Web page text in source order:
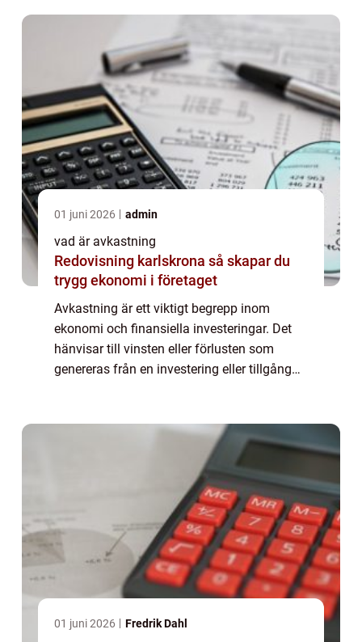
01 juni 2026 admin
vad är avkastning
Redovisning karlskrona så skapar du
trygg ekonomi i företaget
Avkastning är ett viktigt begrepp inom
ekonomi och finansiella investeringar. Det
hänvisar till vinsten eller förlusten som
genereras från en investering eller tillgång
01 juni 2026 Fredrik Dahl